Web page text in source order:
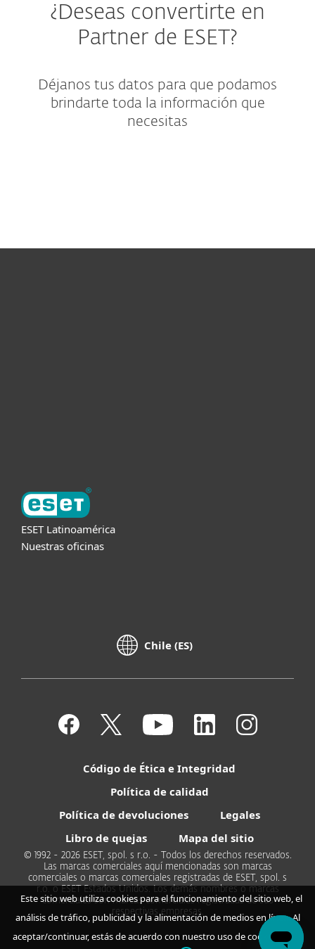
¿Deseas convertirte en
Partner de ESET?
Déjanos tus datos para que podamos
brindarte toda la información que
necesitas
ESET Latinoamérica
Nuestras oficinas
Chile (ES)
Código de Ética e Integridad
Política de calidad
Política de devoluciones
Legales
Libro de quejas
Mapa del sitio
© 1992 - 2026 ESET, spol. s r.o. - Todos los derechos reservados.
Las marcas comerciales aquí mencionadas son marcas
comerciales o marcas comerciales registradas de ESET, spol. s
r.o. o ESET Estados Unidos. Los demás nombres o marcas
comerciales son marcas comerciales registradas de sus
respectivas empresas.
Este sitio web utiliza cookies para el funcionamiento del sitio web, el
análisis de tráfico, publicidad y la alimentación de medios en línea. Al
aceptar/continuar, estás de acuerdo con nuestro uso de cookies.
Más